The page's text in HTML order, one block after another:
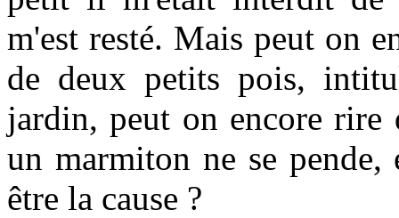
m'est resté. Mais peut on
de deux petits pois,
jardin, peut on encore rire
un marmiton ne se
être la cause ?